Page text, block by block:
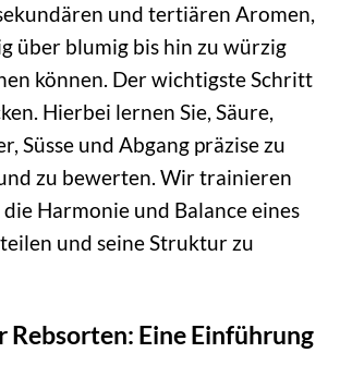
und tertiären Aromen,
über blumig bis hin zu würzig
können. Der wichtigste Schritt
Hierbei lernen Sie, Säure,
Süsse und Abgang präzise zu
zu bewerten. Wir trainieren
Harmonie und Balance eines
und seine Struktur zu
Rebsorten: Eine Einführung